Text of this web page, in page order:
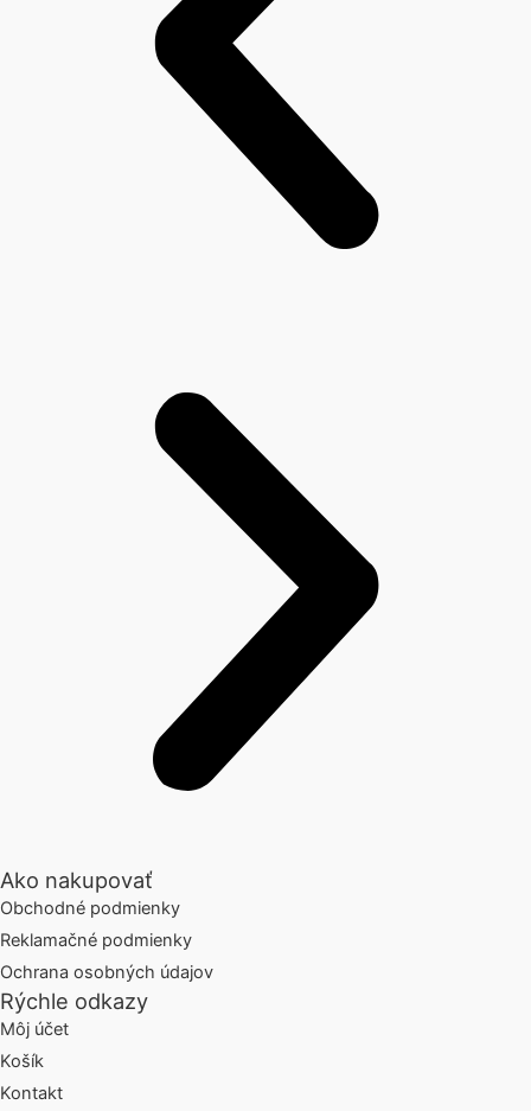
Ako nakupovať
Obchodné podmienky
Reklamačné podmienky
Ochrana osobných údajov
Rýchle odkazy
Môj účet
Košík
Kontakt